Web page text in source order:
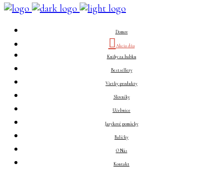
Domov
Akcia dňa
Knihy za babku
Bestsellery
Všetky produkty
Slovníky
Učebnice
Jazykové pomôcky
Balíčky
O Nás
Kontakt